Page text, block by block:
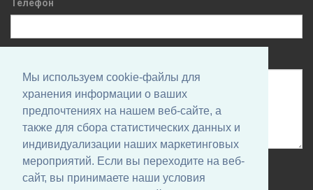
Мы используем cookie-файлы для
хранения информации о ваших
предпочтениях на нашем веб-сайте, а
также для сбора статистических данных и
индивидуализации наших маркетинговых
мероприятий. Если вы переходите на веб-
сайт, вы принимаете наши условия
Телефон
Нажимая на кнопку, вы даете согласие на обработку своих
персональных данных и соглашаетесь сПолитикой